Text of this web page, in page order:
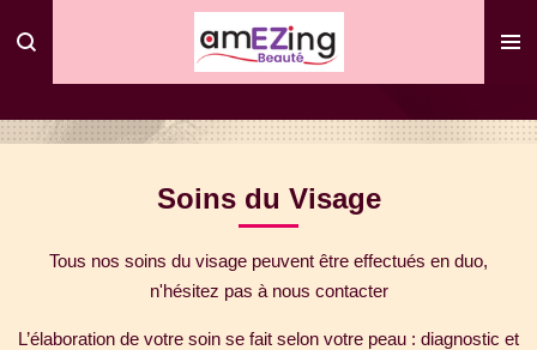
au
contenu
principal
Soins du Visage
Tous nos soins du visage peuvent être effectués en duo,
n'hésitez pas à nous contacter
L’élaboration de votre soin se fait selon votre peau : diagnostic et